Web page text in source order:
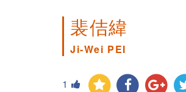
裴佶緯
Ji-Wei PEI
1